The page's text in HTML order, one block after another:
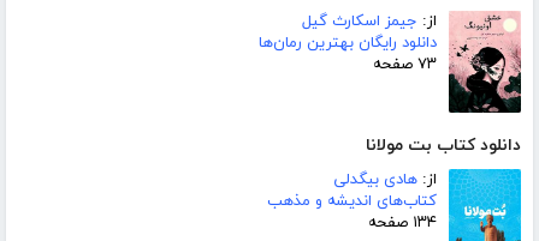
از: جیمز اسکارث گیل
دانلود رایگان بهترین رمان‌ها
۷۳ صفحه
دانلود کتاب بت مولانا
از: هادی بیگدلی
کتاب‌های اندیشه و مذهب
۱۳۴ صفحه